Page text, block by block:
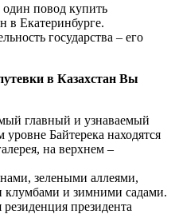
один повод купить
в Екатеринбурге.
государства – его
в Казахстан Вы
главный и узнаваемый
Байтерека находятся
на верхнем –
зелеными аллеями,
и зимними садами.
резиденция президента